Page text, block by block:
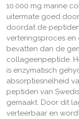
10.000 mg marine
uitermate goed
doordat de
verteringsproces
bevatten dan de
collageenpeptide.
is enzymatisch
absorptiesnelheid
peptiden van
gemaakt. Door dit
verteerbaar en